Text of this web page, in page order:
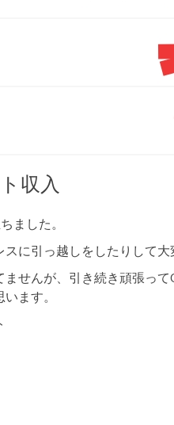
収入
ました。
に引っ越しをしたりして大
せんが、引き続き頑張っ
ます。